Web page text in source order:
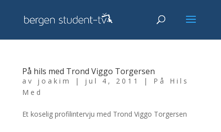
På hils med Trond Viggo Torgersen
av joakim | jul 4, 2011 | På Hils
Med
Et koselig profilintervju med Trond Viggo Torgersen